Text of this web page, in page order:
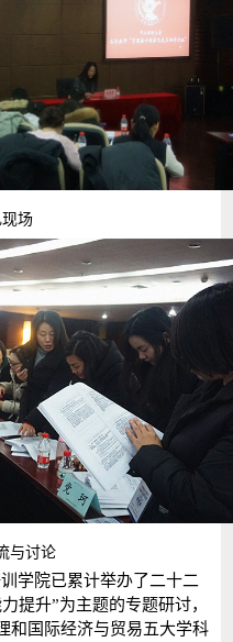
场
与讨论
学院已累计举办了二十二
提升”为主题的专题研讨，
和国际经济与贸易五大学科